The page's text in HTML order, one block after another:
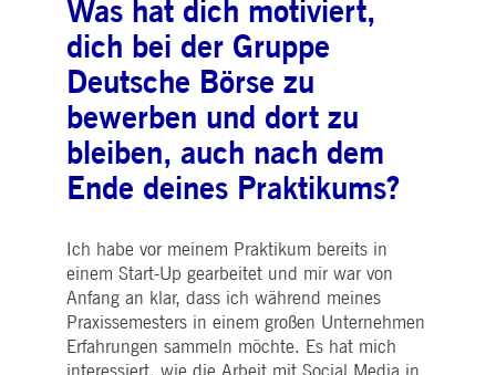
Was hat dich motiviert,
dich bei der Gruppe
Deutsche Börse zu
bewerben und dort zu
bleiben, auch nach dem
Ende deines Praktikums?
Ich habe vor meinem Praktikum bereits in
einem Start-Up gearbeitet und mir war von
Anfang an klar, dass ich während meines
Praxissemesters in einem großen Unternehmen
Erfahrungen sammeln möchte. Es hat mich
Amazon.com Inc.
broadcaster.walls.io
Woche
Unterstützung der
AWSALBCORS (ALB).
deutsche-
Sitzung
Dieses Cookie ist für die
CookieScript
.deutsche-
boerse.com
1 Jahr
Dieses Cookie wird vom
Cookie-Script.com-Dienst
verwendet, um die
für Besucher-Cookies zu
speichern. Das Cookie-
Banner von Cookie-
Script.com muss